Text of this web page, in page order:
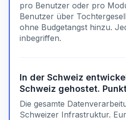
pro Benutzer oder pro
Benutzer über
ohne Budgetangst hinzu.
inbegriffen.
In der Schweiz
Schweiz gehostet.
Die gesamte
Schweizer Infrastruktur.